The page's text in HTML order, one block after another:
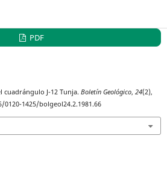
PDF
cuadrángulo J-12 Tunja.Boletín Geológico,24(2),
1425/bolgeol24.2.1981.66